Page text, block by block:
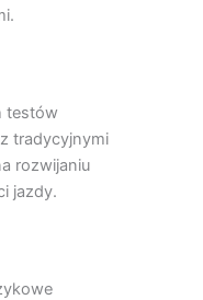
testów
tradycyjnymi
rozwijaniu
jazdy.